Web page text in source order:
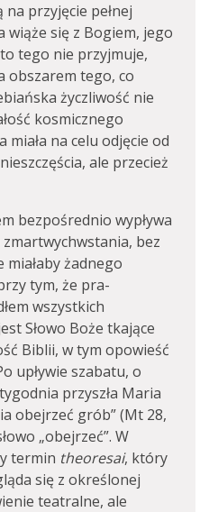
przyjęcie pełnej
wiąże się z Bogiem, jego
tego nie przyjmuje,
obszarem tego, co
życzliwość nie
kosmicznego
miała na celu odjęcie od
ale przecież
bezpośrednio wypływa
bez
żadnego
tym, że pra-
wszystkich
Słowo Boże tkające
Biblii, w tym opowieść
upływie szabatu, o
przyszła Maria
obejrzeć grób” (Mt 28,
„obejrzeć”. W
termin theoresai, który
się z określonej
teatralne, ale